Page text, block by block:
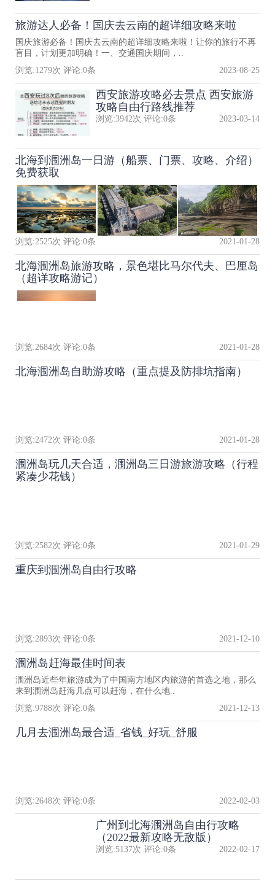
旅游达人必备！国庆去云南的超详细攻略来啦
国庆旅游必备！国庆去云南的超详细攻略来啦！让你的旅行不再
盲目，计划更加明确！一、交通国庆期间，..
浏览:1279次 评论:0条 2023-08-25
西安旅游攻略必去景点 西安旅游
攻略自由行路线推荐
浏览:3942次 评论:0条 2023-03-14
北海到涠洲岛一日游（船票、门票、攻略、介绍）
免费获取
浏览:2525次 评论:0条 2021-01-28
北海涠洲岛旅游攻略，景色堪比马尔代夫、巴厘岛
（超详攻略游记）
浏览:2684次 评论:0条 2021-01-28
北海涠洲岛自助游攻略（重点提及防排坑指南）
浏览:2472次 评论:0条 2021-01-28
涠洲岛玩几天合适，涠洲岛三日游旅游攻略（行程
紧凑少花钱）
浏览:2582次 评论:0条 2021-01-29
重庆到涠洲岛自由行攻略
浏览:2893次 评论:0条 2021-12-10
涠洲岛赶海最佳时间表
涠洲岛近些年旅游成为了中国南方地区内旅游的首选之地，那么
来到涠洲岛赶海几点可以赶海，在什么地..
浏览:9788次 评论:0条 2021-12-13
几月去涠洲岛最合适_省钱_好玩_舒服
浏览:2648次 评论:0条 2022-02-03
广州到北海涠洲岛自由行攻略
（2022最新攻略无敌版）
浏览:5137次 评论:0条 2022-02-17